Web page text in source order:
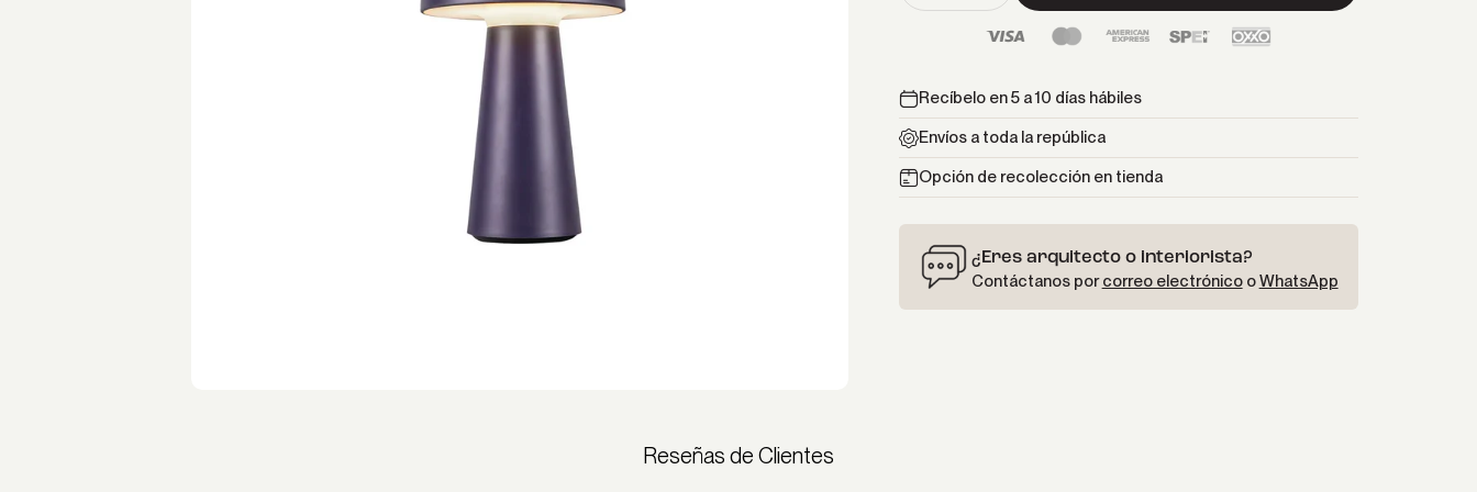
Recíbelo en 5 a 10 días hábiles
Envíos a toda la república
Opción de recolección en tienda
¿Eres arquitecto o interiorista?
Contáctanos porcorreo electrónicooWhatsApp
Reseñas de Clientes